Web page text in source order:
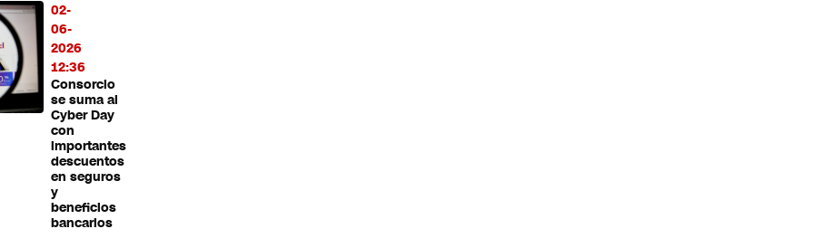
02-
06-
2026
12:36
Consorcio
se suma al
Cyber Day
con
importantes
descuentos
en seguros
y
beneficios
bancarios